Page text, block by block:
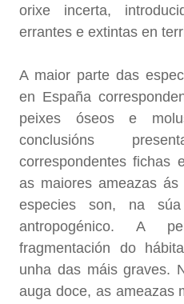
orixe incerta,
errantes e extintas en
A maior parte das
en España
peixes óseos e
conclusións
correspondentes fichas
as maiores ameazas
especies son, na
antropogénico. A
fragmentación do
unha das máis graves.
auga doce, as ameazas